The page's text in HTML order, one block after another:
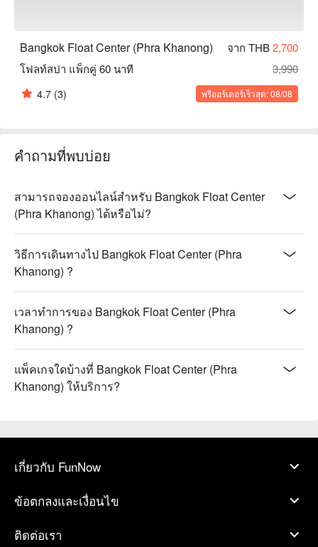
Bangkok Float Center (Phra Khanong) จาก THB2,700
โฟลท์สปา แพ็กคู่ 60 นาที
3,990
4.7 (3) พรีออร์เดอร์เร็วสุด: 08/08
คำถามที่พบบ่อย
สามารถจองออนไลน์สำหรับ Bangkok Float Center
(Phra Khanong) ได้หรือไม่?
วิธีการเดินทางไป Bangkok Float Center (Phra
Khanong) ?
เวลาทำการของ Bangkok Float Center (Phra
Khanong) ?
แพ็คเกจใดบ้างที่ Bangkok Float Center (Phra
Khanong) ให้บริการ?
เกี่ยวกับ FunNow
ข้อตกลงและเงื่อนไข
ติดต่อเรา